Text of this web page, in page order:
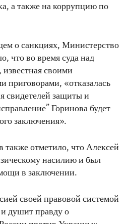
а также на коррупцию по
о санкциях, Министерство
что во время суда над
своими
приговорами, «отказалась
свидетелей защиты и
Горинова будет
заключения».
отметило, что Алексей
насилию и был
в заключении.
своей правовой системой
душит правду о